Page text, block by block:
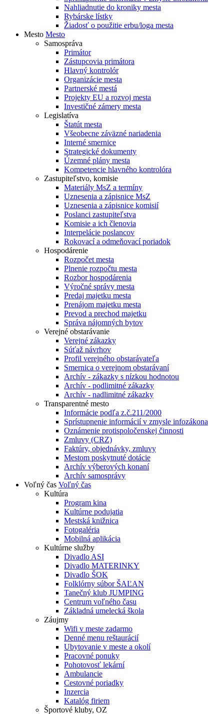
Nahliadnutie do kroniky mesta
Rybárske lístky
Žiadosť o použitie erbu/loga mesta
Mesto Mesto
Samospráva
Primátor
Zástupcovia primátora
Hlavný kontrolór
Organizácie mesta
Partnerské mestá
Projekty EU a rozvoj mesta
Investičné zámery mesta
Legislatíva
Štatút mesta
Všeobecne záväzné nariadenia
Interné smernice
Strategické dokumenty
Územné plány mesta
Kompetencie hlavného kontrolóra
Zastupiteľstvo, komisie
Materiály MsZ a termíny
Uznesenia a zápisnice MsZ
Uznesenia a zápisnice komisií
Poslanci zastupiteľstva
Komisie a ich členovia
Interpelácie poslancov
Rokovací a odmeňovací poriadok
Hospodárenie
Rozpočet mesta
Plnenie rozpočtu mesta
Rozbor hospodárenia
Výročné správy mesta
Predaj majetku mesta
Prenájom majetku mesta
Prevod a prechod majetku
Správa nájomných bytov
Verejné obstarávanie
Verejné zákazky
Súťaž návrhov
Profil verejného obstarávateľa
Smernica o verejnom obstarávaní
Archív - zákazky s nízkou hodnotou
Archív - podlimitné zákazky
Archív - nadlimitné zákazky
Transparentné mesto
Informácie podľa z.č.211/2000
Sprístupnenie informácií v zmysle infozákona
Oznámenie protispoločenskej činnosti
Zmluvy (CRZ)
Faktúry, objednávky, zmluvy
Mestom poskytnuté dotácie
Archív výberových konaní
Archív samosprávy
Voľný čas Voľný čas
Kultúra
Program kina
Kultúrne podujatia
Mestská knižnica
Fotogaléria
Mobilná aplikácia
Kultúrne služby
Divadlo ASI
Divadlo MATERINKY
Divadlo ŠOK
Folklórny súbor ŠAĽAN
Tanečný klub JUMPING
Centrum voľného času
Základná umelecká škola
Záujmy
Wifi v meste zadarmo
Denné menu reštaurácií
Ubytovanie v meste a okolí
Pracovné ponuky
Pohotovosť lekární
Ambulancie
Cestovné poriadky
Inzercia
Katalóg firiem
Športové kluby, OZ